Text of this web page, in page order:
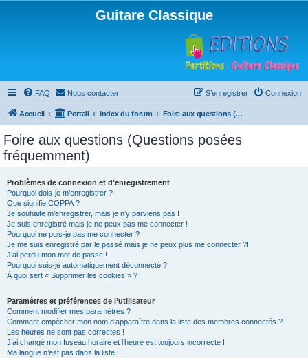
Guitare Classique
FAQ Nous contacter Connexion
S’enregistrer
Accueil Portail Index du forum Foire aux questions (Questions posées fréquemment)
Foire aux questions (Questions posées
fréquemment)
Problèmes de connexion et d’enregistrement
Pourquoi dois-je m’enregistrer ?
Que signifie COPPA ?
Je souhaite m’enregistrer, mais je n’y parviens pas !
Je suis enregistré mais je ne peux pas me connecter !
Pourquoi ne puis-je pas me connecter ?
Je me suis enregistré par le passé mais je ne peux plus me connecter ?!
J’ai perdu mon mot de passe !
Pourquoi suis-je automatiquement déconnecté ?
À quoi sert « Supprimer les cookies » ?
Paramètres et préférences de l’utilisateur
Comment modifier mes paramètres ?
Comment empêcher mon nom d’apparaître dans la liste des membres connectés ?
Les heures ne sont pas correctes !
J’ai changé mon fuseau horaire et l’heure est toujours incorrecte !
Ma langue n’est pas dans la liste !